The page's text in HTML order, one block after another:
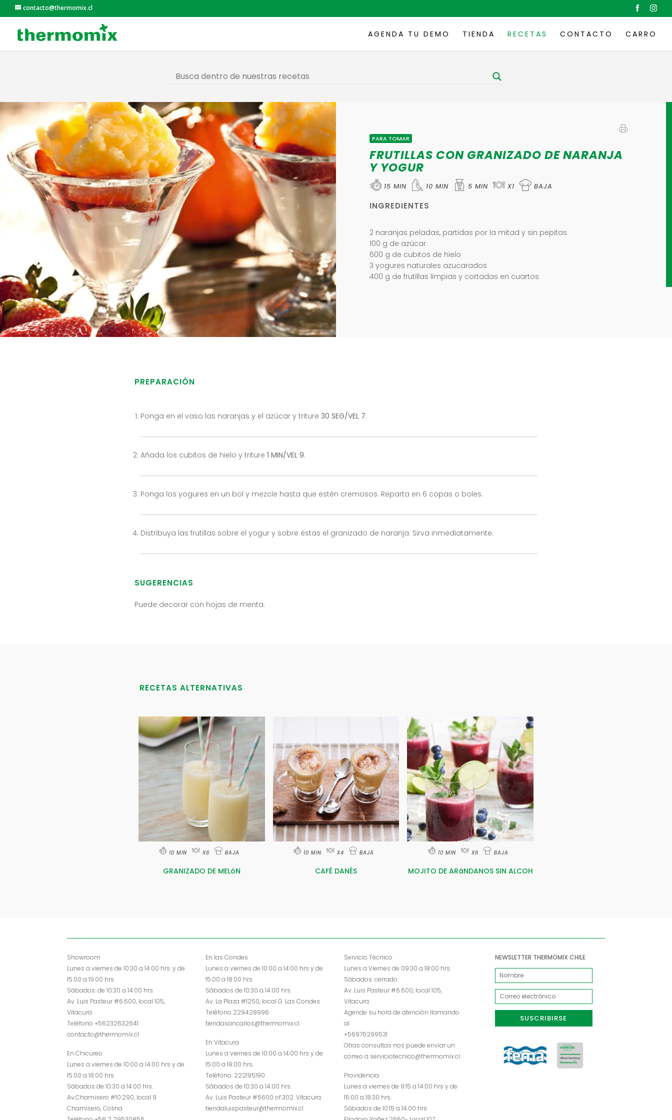
contacto@thermomix.cl
AGENDA TU DEMO TIENDA RECETAS CONTACTO CARRO
PARA TOMAR
FRUTILLAS CON GRANIZADO DE NARANJA
Y YOGUR
15 MIN 10 MIN 5 MIN X1 BAJA
INGREDIENTES
2 naranjas peladas, partidas por la mitad y sin pepitas
100 g de azúcar
600 g de cubitos de hielo
3 yogures naturales azucarados
400 g de frutillas limpias y cortadas en cuartos
PREPARACIÓN
Ponga en el vaso las naranjas y el azúcar y triture 30 SEG/VEL 7.
Añada los cubitos de hielo y triture 1 MIN/VEL 9.
Ponga los yogures en un bol y mezcle hasta que estén cremosos. Reparta en 6 copas o boles.
Distribuya las frutillas sobre el yogur y sobre éstas el granizado de naranja. Sirva inmediatamente.
SUGERENCIAS
Puede decorar con hojas de menta.
RECETAS ALTERNATIVAS
10 MIN X6 BAJA
GRANIZADO DE MELóN
10 MIN X4 BAJA
CAFÉ DANÉS
10 MIN X6 BAJA
MOJITO DE ARáNDANOS SIN ALCOH
Showroom
Lunes a viernes de 10:30 a 14:00 hrs. y de
15:00 a 19:00 hrs.
Sábados: de 10:30 a 14:00 hrs.
Av. Luis Pasteur #6.600, local 105,
Vitacura
Teléfono +56232632641
contacto@thermomix.cl
En Chicureo
Lunes a viernes de 10:00 a 14:00 hrs y de
15:00 a 18:00 hrs.
Sábados de 10:30 a 14:00 hrs.
Av.Chamisero #10.290, local 9
Chamisero, Colina
En las Condes
Lunes a viernes de 10:00 a 14:00 hrs y de
15:00 a 18:00 hrs.
Sábados de 10:30 a 14:00 hrs.
Av. La Plaza #1250, local G. Las Condes
Teléfono 229428996
tiendasancarlos@thermomix.cl
En Vitacura
Lunes a viernes de 10:00 a 14:00 hrs y de
15:00 a 18:00 hrs.
Teléfono: 222195190
Sábados de 10:30 a 14:00 hrs.
Av. Luis Pasteur #6600 of.302. Vitacura
tiendaluispasteur@thermomix.cl
Servicio Técnico
Lunes a Viernes de 09:30 a 18:00 hrs.
Sábados: cerrado
Av. Luis Pasteur #6.600, local 105,
Vitacura
Agende su hora de atención llamando
al
+56976299531
Otras consultas nos puede enviar un
correo a serviciotecnico@thermomix.cl
Providencia
Lunes a viernes de 9:15 a 14:00 hrs y de
15:00 a 18:30 hrs.
Sábados de 10:15 a 14:00 hrs
NEWSLETTER THERMOMIX CHILE
SUSCRIBIRSE